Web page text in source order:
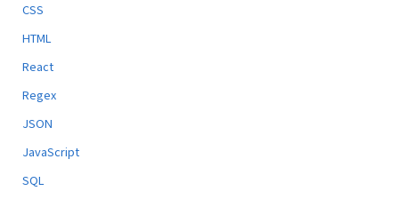
CSS
HTML
React
Regex
JSON
JavaScript
SQL